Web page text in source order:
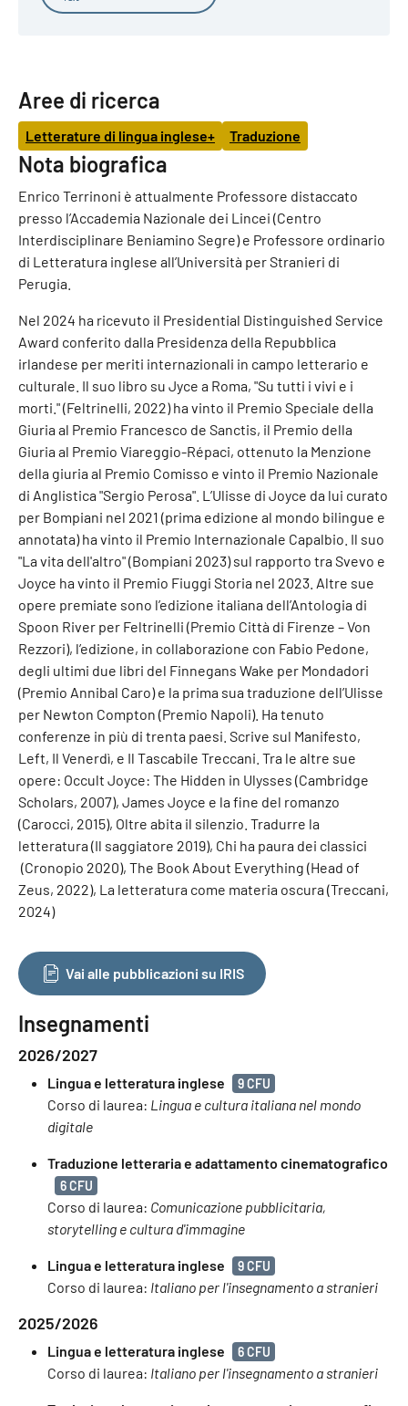
Aree di ricerca
Letterature di lingua inglese+ Traduzione
Nota biografica
Enrico Terrinoni è attualmente Professore distaccato
presso l’Accademia Nazionale dei Lincei (Centro
Interdisciplinare Beniamino Segre) e Professore ordinario
di Letteratura inglese all’Università per Stranieri di
Perugia.
Nel 2024 ha ricevuto il Presidential Distinguished Service
Award conferito dalla Presidenza della Repubblica
irlandese per meriti internazionali in campo letterario e
culturale. Il suo libro su Jyce a Roma, "Su tutti i vivi e i
morti." (Feltrinelli, 2022) ha vinto il Premio Speciale della
Giuria al Premio Francesco de Sanctis, il Premio della
Giuria al Premio Viareggio-Répaci, ottenuto la Menzione
della giuria al Premio Comisso e vinto il Premio Nazionale
di Anglistica "Sergio Perosa". L’Ulisse di Joyce da lui curato
per Bompiani nel 2021 (prima edizione al mondo bilingue e
annotata) ha vinto il Premio Internazionale Capalbio. Il suo
"La vita dell'altro" (Bompiani 2023) sul rapporto tra Svevo e
Joyce ha vinto il Premio Fiuggi Storia nel 2023. Altre sue
opere premiate sono l’edizione italiana dell’Antologia di
Spoon River per Feltrinelli (Premio Città di Firenze – Von
Rezzori), l’edizione, in collaborazione con Fabio Pedone,
degli ultimi due libri del Finnegans Wake per Mondadori
(Premio Annibal Caro) e la prima sua traduzione dell’Ulisse
per Newton Compton (Premio Napoli). Ha tenuto
conferenze in più di trenta paesi. Scrive sul Manifesto,
Left, Il Venerdì, e Il Tascabile Treccani. Tra le altre sue
opere: Occult Joyce: The Hidden in Ulysses (Cambridge
Scholars, 2007), James Joyce e la fine del romanzo
(Carocci, 2015), Oltre abita il silenzio. Tradurre la
letteratura (Il saggiatore 2019), Chi ha paura dei classici
(Cronopio 2020), The Book About Everything (Head of
Zeus, 2022), La letteratura come materia oscura (Treccani,
2024)
Vai alle pubblicazioni su IRIS
Insegnamenti
2026/2027
Lingua e letteratura inglese 9 CFU
Corso di laurea: Lingua e cultura italiana nel mondo
digitale
Traduzione letteraria e adattamento cinematografico
6 CFU
Corso di laurea: Comunicazione pubblicitaria,
storytelling e cultura d'immagine
Lingua e letteratura inglese 9 CFU
Corso di laurea: Italiano per l'insegnamento a stranieri
2025/2026
Lingua e letteratura inglese 6 CFU
Corso di laurea: Italiano per l'insegnamento a stranieri